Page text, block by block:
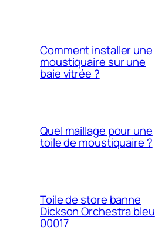
Comment installer une
moustiquaire sur une
baie vitrée ?
Quel maillage pour une
toile de moustiquaire ?
Toile de store banne
Dickson Orchestra bleu
00017